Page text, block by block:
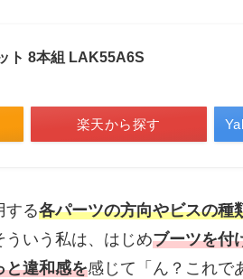
ト 8本組 LAK55A6S
楽天から探す
する各パーツの方向やビスの種
いう私は、はじめブーツを付
と違和感を感じて「ん？これで